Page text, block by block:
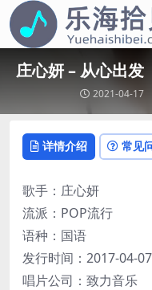
庄心妍 – 从心出发
2021-04-17
详情介绍 常见
歌手：庄心妍
流派：POP流行
语种：国语
发行时间：2017-04-07
唱片公司：致力音乐